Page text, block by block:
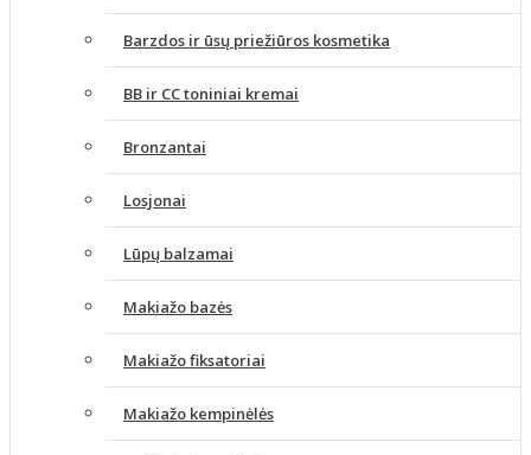
Barzdos ir ūsų priežiūros kosmetika
BB ir CC toniniai kremai
Bronzantai
Losjonai
Lūpų balzamai
Makiažo bazės
Makiažo fiksatoriai
Makiažo kempinėlės